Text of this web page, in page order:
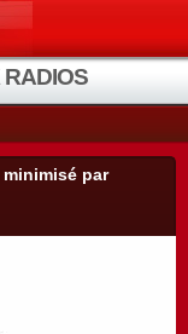
RADIOS
minimisé par